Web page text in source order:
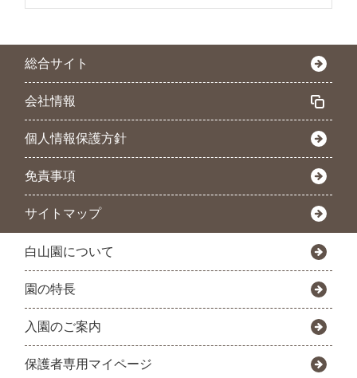
総合サイト
会社情報
個人情報保護方針
免責事項
サイトマップ
白山園について
園の特長
入園のご案内
保護者専用マイページ